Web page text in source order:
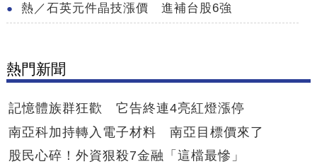
熱／石英元件晶技漲價 進補台股6強
熱門新聞
記憶體族群狂歡 它告終連4亮紅燈漲停
南亞科加持轉入電子材料 南亞目標價來了
股民心碎！外資狠殺7金融「這檔最慘」